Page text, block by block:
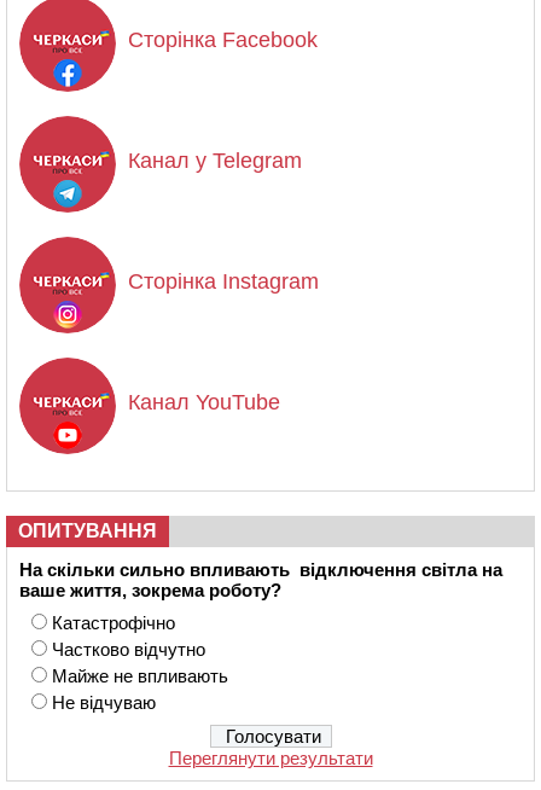
Сторінка Facebook
Канал у Telegram
Сторінка Instagram
Канал YouTube
ОПИТУВАННЯ
На скільки сильно впливають відключення світла на
ваше життя, зокрема роботу?
Катастрофічно
Частково відчутно
Майже не впливають
Не відчуваю
Переглянути результати